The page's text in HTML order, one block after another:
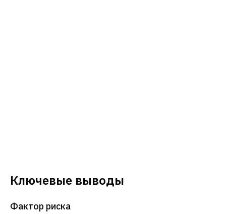
Ключевые выводы
Фактор риска